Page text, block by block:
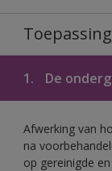
1. De
Afwerking van
na
op gereinigde